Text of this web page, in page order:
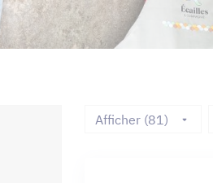
Afficher (81)